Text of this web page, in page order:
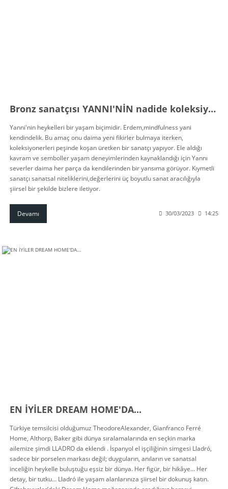
Bronz sanatçısı YANNI'NİN nadide koleksiyonu mağazalarımızda !!!
Yanni'nin heykelleri bir yaşam biçimidir. Erdem,mindfulness yani
kendindelik. Bu amaç onu daima yeni fikirler bulmaya iterken,
koleksiyonerleri peşinde koşan üretken bir sanatçı yapıyor. Ele aldığı
kavram ve semboller yaşam deneyimlerinden kaynaklandığı için Yannı
severler daima her parça da kendilerinden bir yansıma görüyor. Kıymetli
sanatçı sanatsal niteliklerini,değerlerini üç boyutlu sanat aracılığıyla
şiirsel bir şekilde bizlere iletiyor.
Devamı 30/03/2023 14:25
EN İYİLER DREAM HOME'DA...
Türkiye temsilcisi olduğumuz TheodoreAlexander, Gianfranco Ferré
Home, Althorp, Baker gibi dünya sıralamalarında en seçkin marka
ailemize şimdi LLADRO da eklendi . İspanyol el işçiliğinin simgesi Lladró,
sadece bir porselen markası değil; duyguların, anıların ve sanatsal
inceliğin heykelle buluştuğu eşsiz bir dünya. Her figür, bir hikâye… Her
detay, bir tutku… Lladró ile yaşam alanlarınıza şiirsel bir dokunuş katın.